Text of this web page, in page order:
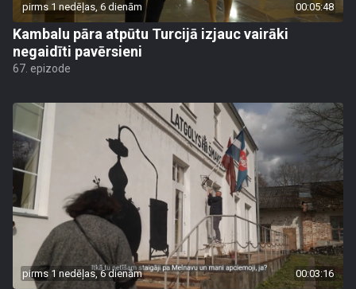
pirms 1 nedēļas, 6 dienām 00:05:48
Kambalu pāra atpūtu Turcijā izjauc vairāki
negaidīti pavērsieni
67. epizode
pirms 1 nedēļas, 6 dienām 00:03:16